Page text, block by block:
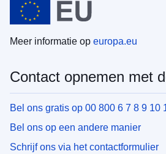
Meer informatie op europa.eu
Contact opnemen met
Bel ons gratis op 00 800 6 7 8 9 10
Bel ons op een andere manier
Schrijf ons via het contactformulier